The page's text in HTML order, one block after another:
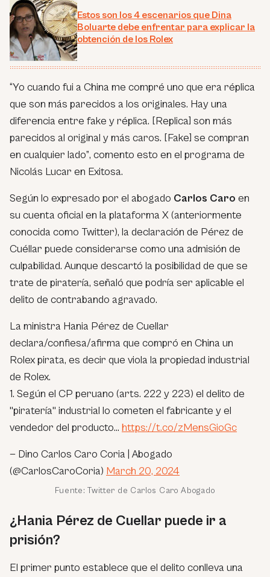
Estos son los 4 escenarios que Dina
Boluarte debe enfrentar para explicar la
obtención de los Rolex
“Yo cuando fui a China me compré uno que era réplica
que son más parecidos a los originales. Hay una
diferencia entre fake y réplica. [Replica] son más
parecidos al original y más caros. [Fake] se compran
en cualquier lado”, comento esto en el programa de
Nicolás Lucar en Exitosa.
Según lo expresado por el abogado Carlos Caro en
su cuenta oficial en la plataforma X (anteriormente
conocida como Twitter), la declaración de Pérez de
Cuéllar puede considerarse como una admisión de
culpabilidad. Aunque descartó la posibilidad de que se
trate de piratería, señaló que podría ser aplicable el
delito de contrabando agravado.
La ministra Hania Pérez de Cuellar
declara/confiesa/afirma que compró en China un
Rolex pirata, es decir que viola la propiedad industrial
de Rolex.
1. Según el CP peruano (arts. 222 y 223) el delito de
"piratería" industrial lo cometen el fabricante y el
vendedor del producto… https://t.co/zMensGioGc
— Dino Carlos Caro Coria | Abogado
(@CarlosCaroCoria) March 20, 2024
Fuente: Twitter de Carlos Caro Abogado
¿Hania Pérez de Cuellar puede ir a
prisión?
El primer punto establece que el delito conlleva una